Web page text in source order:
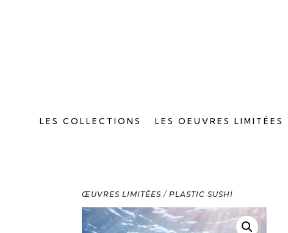
LES COLLECTIONS LES OEUVRES LIMITÉES
ŒUVRES LIMITÉES /PLASTIC SUSHI